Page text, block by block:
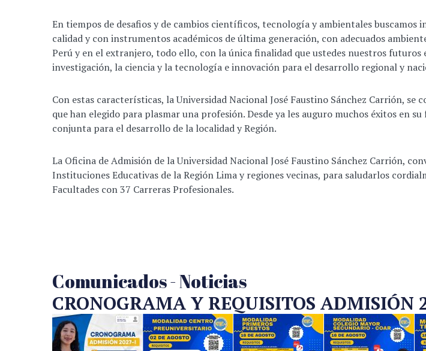
En tiempos de desafios y de cambios científicos, tecnología y ambientales buscamos
calidad y con instrumentos académicos de última generación, con adecuados
Perú y en el extranjero, todo ello, con la única finalidad que ustedes nuestros
investigación, la ciencia y la tecnología e innovación para el desarrollo regional y
Con estas características, la Universidad Nacional José Faustino Sánchez Carrión,
que han elegido para plasmar una profesión. Desde ya les auguro muchos éxitos en
conjunta para el desarrollo de la localidad y Región.
La Oficina de Admisión de la Universidad Nacional José Faustino Sánchez Carrión,
Instituciones Educativas de la Región Lima y regiones vecinas, para saludarlos
Facultades con 37 Carreras Profesionales.
Comunicados - Noticias
CRONOGRAMA Y REQUISITOS ADMISIÓN